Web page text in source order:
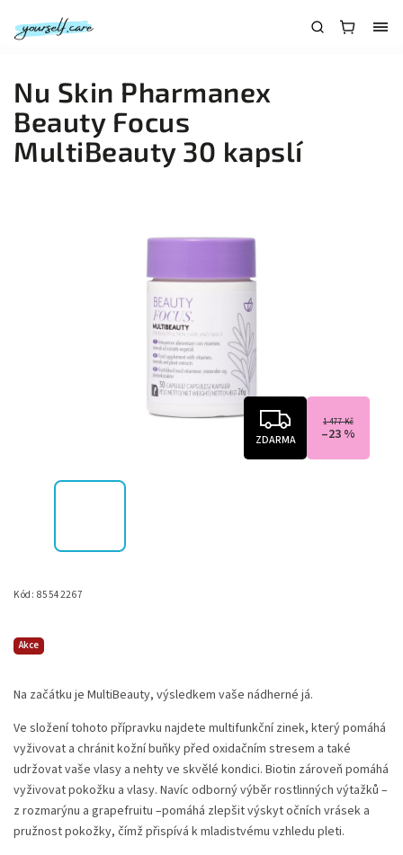
Nu Skin Pharmanex
Beauty Focus
MultiBeauty 30 kapslí
ZDARMA
1 477 Kč
–23 %
Kód: 85542267
Na začátku je MultiBeauty, výsledkem vaše nádherné já.
Ve složení tohoto přípravku najdete multifunkční zinek, který pomáhá
vyživovat a chránit kožní buňky před oxidačním stresem a také
udržovat vaše vlasy a nehty ve skvělé kondici. Biotin zároveň pomáhá
vyživovat pokožku a vlasy. Navíc odborný výběr rostlinných výtažků –
z rozmarýnu a grapefruitu –pomáhá zlepšit výskyt očních vrásek a
pružnost pokožky, čímž přispívá k mladistvému vzhledu pleti.
Akce